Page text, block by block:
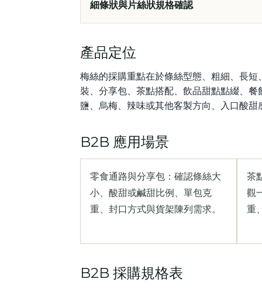
細條狀與片絲狀規格確認
產品定位
梅絲的採購重點在於條絲型態、粗細、長
裝、分享包、茶點搭配、飲品甜點點綴、
鹽、烏梅、辣味或其他客製方向、入口酸
B2B 應用場景
零食通路與分享包：確認條絲大
小、酸甜或鹹甜比例、單包克
重、封口方式與貨架陳列需求。
茶
觀
重
B2B 採購規格表